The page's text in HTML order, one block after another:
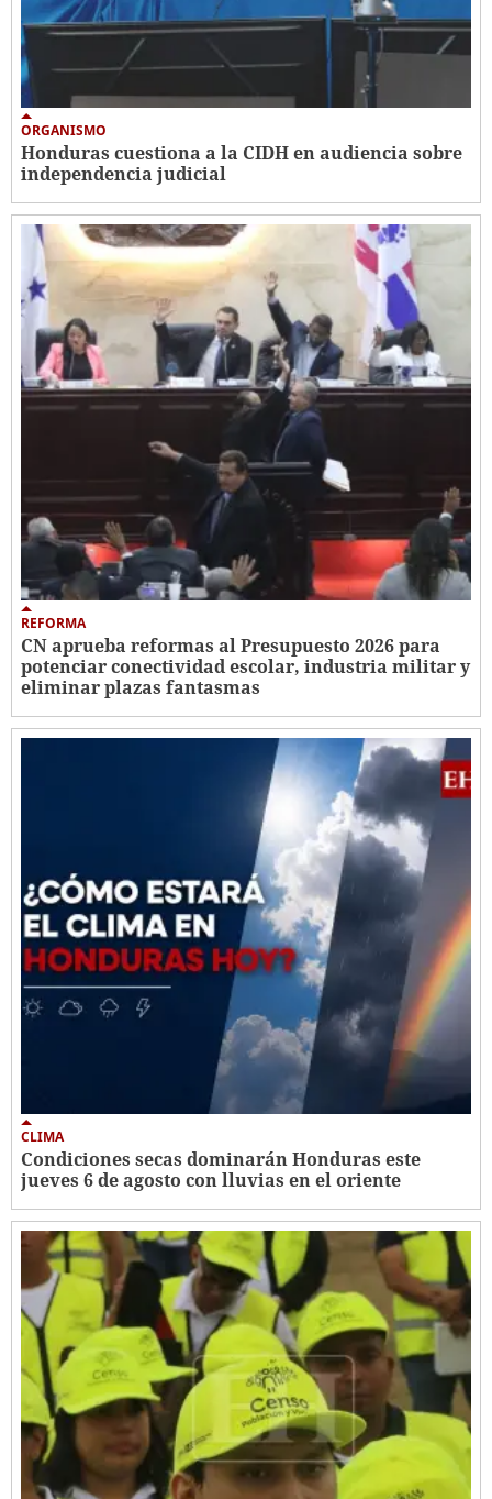
ORGANISMO
Honduras cuestiona a la CIDH en audiencia sobre
independencia judicial
REFORMA
CN aprueba reformas al Presupuesto 2026 para
potenciar conectividad escolar, industria militar y
eliminar plazas fantasmas
CLIMA
Condiciones secas dominarán Honduras este
jueves 6 de agosto con lluvias en el oriente